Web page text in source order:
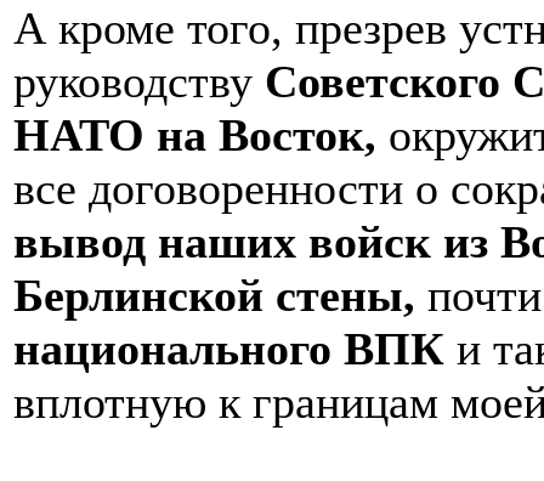
А кроме того, презрев
руководству Советского
НАТО на Восток,
все договоренности о
вывод наших войск из
Берлинской стены,
национального ВПК и
вплотную к границам